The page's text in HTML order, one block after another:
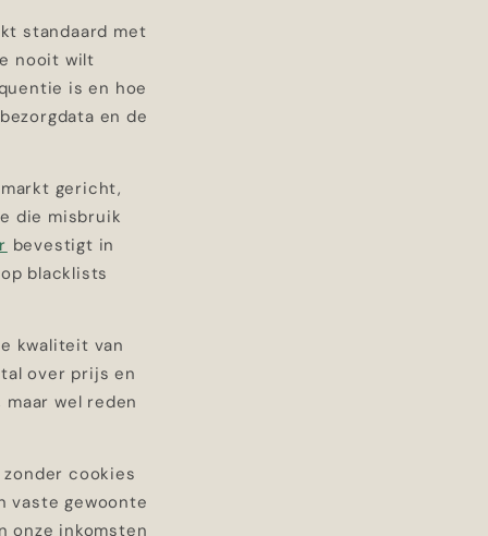
standaard met
nooit wilt
is en hoe
en de
gericht,
die misbruik
bevestigt in
blacklists
kwaliteit van
over prijs en
wel reden
cookies
vaste gewoonte
onze inkomsten